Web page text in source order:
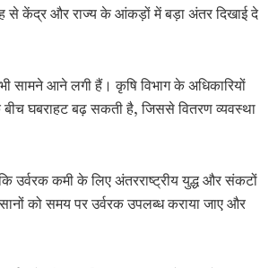
से केंद्र और राज्य के आंकड़ों में बड़ा अंतर दिखाई दे
सामने आने लगी हैं। कृषि विभाग के अधिकारियों
बीच घबराहट बढ़ सकती है, जिससे वितरण व्यवस्था
उर्वरक कमी के लिए अंतरराष्ट्रीय युद्ध और संकटों
को समय पर उर्वरक उपलब्ध कराया जाए और